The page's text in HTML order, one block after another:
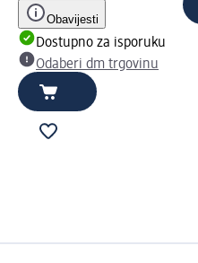
Obavijesti
Dostupno za isporuku
Odaberi dm trgovinu